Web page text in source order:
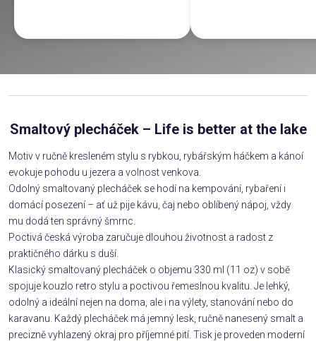
Smaltový plecháček – Life is better at the lake
Motiv v ručně kresleném stylu s rybkou, rybářským háčkem a kánoí
evokuje pohodu u jezera a volnost venkova.
Odolný smaltovaný plecháček se hodí na kempování, rybaření i
domácí posezení – ať už pije kávu, čaj nebo oblíbený nápoj, vždy
mu dodá ten správný šmrnc.
Poctivá česká výroba zaručuje dlouhou životnost a radost z
praktičného dárku s duší.
Klasický smaltovaný plecháček o objemu 330 ml (11 oz) v sobě
spojuje kouzlo retro stylu a poctivou řemeslnou kvalitu. Je lehký,
odolný a ideální nejen na doma, ale i na výlety, stanování nebo do
karavanu. Každý plecháček má jemný lesk, ručně nanesený smalt a
precizně vyhlazený okraj pro příjemné pití. Tisk je proveden moderní